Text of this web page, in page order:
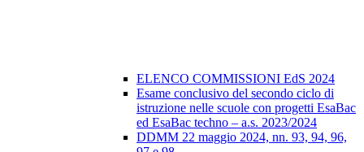
ELENCO COMMISSIONI EdS 2024
Esame conclusivo del secondo ciclo di
istruzione nelle scuole con progetti EsaBac
ed EsaBac techno – a.s. 2023/2024
DDMM 22 maggio 2024, nn. 93, 94, 96,